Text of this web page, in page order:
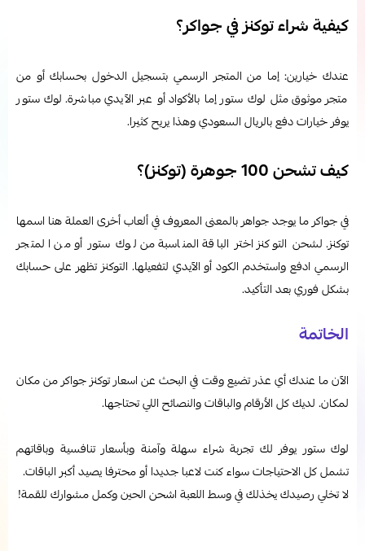
كيفية شراء توكنز في جواكر؟
عندك خيارين: إما من المتجر الرسمي بتسجيل الدخول بحسابك أو من
متجر موثوق مثل لوك ستور إما بالأكواد أو عبر الآيدي مباشرة. لوك ستور
يوفر خيارات دفع بالريال السعودي وهذا يريح كثيرا.
كيف تشحن 100 جوهرة (توكنز)؟
في جواكر ما يوجد جواهر بالمعنى المعروف في ألعاب أخرى العملة هنا اسمها
توكنز. لشحن التوكنز اختر الباقة المناسبة من لوك ستور أو من المتجر
الرسمي ادفع واستخدم الكود أو الآيدي لتفعيلها. التوكنز تظهر على حسابك
بشكل فوري بعد التأكيد.
الخاتمة
الآن ما عندك أي عذر تضيع وقت في البحث عن اسعار توكنز جواكر من مكان
لمكان. لديك كل الأرقام والباقات والنصائح اللي تحتاجها.
لوك ستور يوفر لك تجربة شراء سهلة وآمنة وبأسعار تنافسية وباقاتهم
تشمل كل الاحتياجات سواء كنت لاعبا جديدا أو محترفا يصيد أكبر الباقات.
لا تخلي رصيدك يخذلك في وسط اللعبة اشحن الحين وكمل مشوارك للقمة!